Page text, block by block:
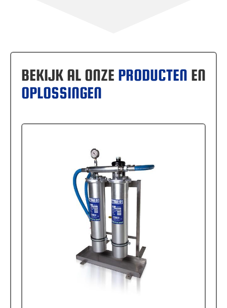
BEKIJK AL ONZE PRODUCTEN EN
OPLOSSINGEN